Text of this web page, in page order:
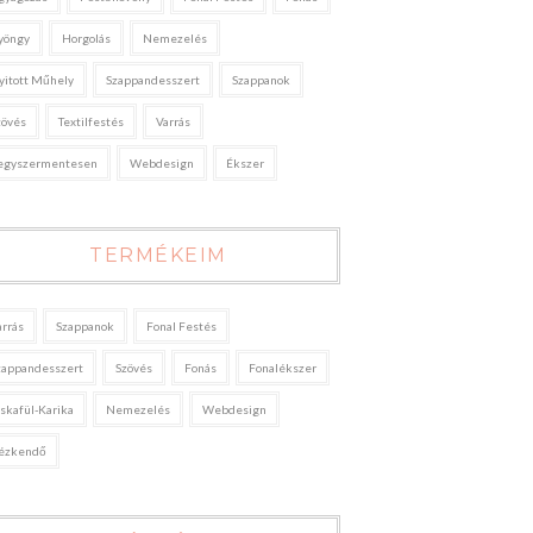
Horgolás Nemezelés
Műhely Szappandesszert Szappanok
Textilfestés Varrás
Webdesign Ékszer
TERMÉKEIM
Szappanok Fonal Festés
Szövés Fonás Fonalékszer
Karika Nemezelés Webdesign